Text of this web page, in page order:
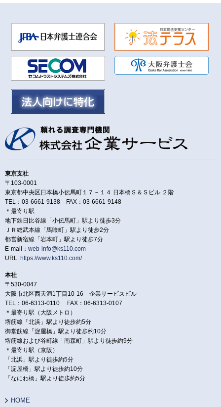
東京支社
〒103-0001
東京都中央区日本橋小伝馬町１７－１４ 日本橋Ｓ＆Ｓビル ２階
TEL：03-6661-9138 FAX：03-6661-9148
＊最寄り駅
地下鉄日比谷線「小伝馬町」駅より徒歩3分
ＪＲ総武本線「馬喰町」駅より徒歩2分
都営新宿線「岩本町」駅より徒歩7分
E-mail： web-info@ks110.com
URL: https://www.ks110.com/
本社
〒530-0047
大阪市北区西天満1丁目10-16 企業サービスビル
TEL：06-6313-0110 FAX：06-6313-0107
＊最寄り駅（大阪メトロ）
堺筋線「北浜」駅より徒歩約5分
御堂筋線「淀屋橋」駅より徒歩約10分
堺筋線および谷町線「南森町」駅より徒歩約9分
＊最寄り駅（京阪）
「北浜」駅より徒歩約5分
「淀屋橋」駅より徒歩約10分
「なにわ橋」駅より徒歩約5分
HOME